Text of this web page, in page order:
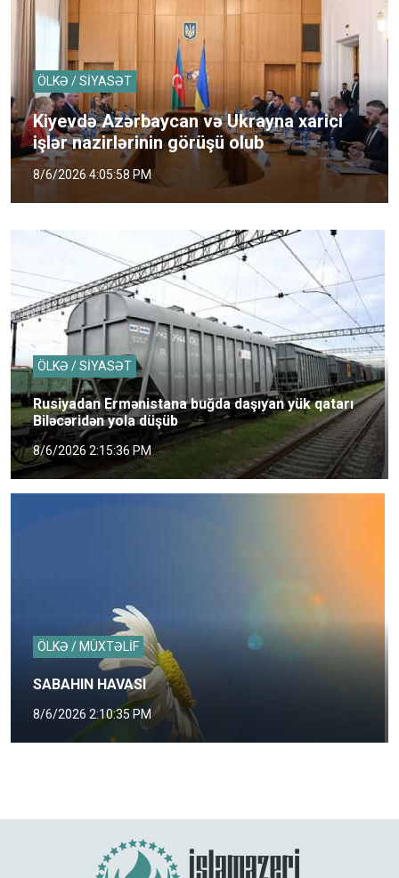
ÖLKƏ / SİYASƏT
Kiyevdə Azərbaycan və Ukrayna xarici
işlər nazirlərinin görüşü olub
8/6/2026 4:05:58 PM
ÖLKƏ / SİYASƏT
Rusiyadan Ermənistana buğda daşıyan yük qatarı
Biləcəridən yola düşüb
8/6/2026 2:15:36 PM
ÖLKƏ / MÜXTƏLİF
SABAHIN HAVASI
8/6/2026 2:10:35 PM